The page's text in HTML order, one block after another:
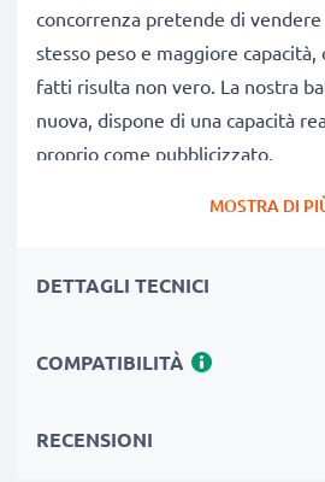
concorrenza pretende di
stesso peso e maggiore capacità,
fatti risulta non vero. La nostra
nuova, dispone di una capacità
proprio come pubblicizzato.
potenza & autonomia. Le
Jenoptik, raggiungendo un
MOSTRA DI
DETTAGLI TECNICI
COMPATIBILITÀ
RECENSIONI